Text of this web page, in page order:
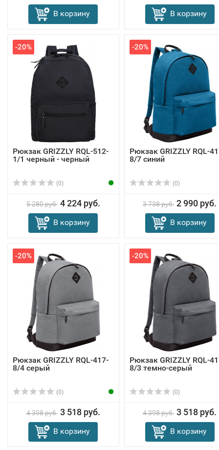
В корзину В корзину
-20%
Рюкзак GRIZZLY RQL-512-
1/1 черный - черный
(0)
5 280 руб. 4 224 руб.
В корзину
-20%
Рюкзак GRIZZLY RQL-
8/7 синий
(0)
3 738 руб. 2 990 руб.
В корзину
-20%
Рюкзак GRIZZLY RQL-417-
8/4 серый
(0)
4 398 руб. 3 518 руб.
В корзину
-20%
Рюкзак GRIZZLY RQL-
8/3 темно-серый
(0)
4 398 руб. 3 518 руб.
В корзину